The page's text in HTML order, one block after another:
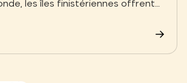
les îles finistériennes offrent
pour une aventure maritime
de notre Slow Village.